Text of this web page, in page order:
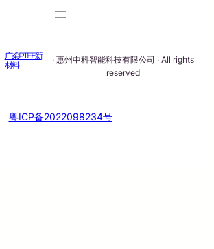
广柔PTFE新
材料
· 惠州中科智能科技有限公司 · All rights
reserved
粤ICP备2022098234号